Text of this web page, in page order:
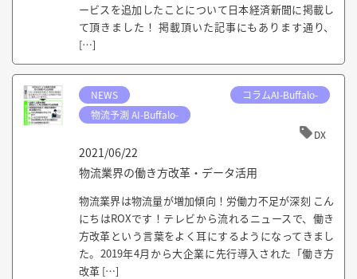
ービスを追加したことについて日本経済新聞に掲載し
て頂きました！ 掲載頂いた記事にもあります通り、
[…]
NEWS
コラムAI-Buffalo-
物流予測 AI-Buffalo-
DX
2021/06/22
物流業界の働き方改革・データ活用
物流業界は物流量が増加傾向！労働力不足が深刻 こん
にちはROXです！テレビから流れるニュースで、働き
方改革という言葉をよく耳にするようになってきまし
た。2019年4月から大企業に先行導入された「働き方
改革 […]